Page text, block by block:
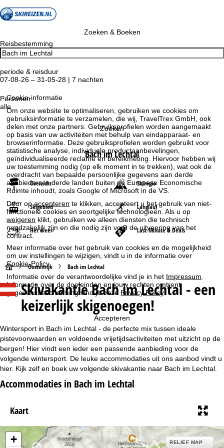
Cookie-informatie
Om onze website te optimaliseren, gebruiken we cookies om
gebruiksinformatie te verzamelen, die wij, TravelTrex GmbH, ook
delen met onze partners. Gebruiksprofielen worden aangemaakt
op basis van uw activiteiten met behulp van eindapparaat- en
browserinformatie. Deze gebruiksprofielen worden gebruikt voor
statistische analyse, individuele productaanbevelingen,
geïndividualiseerde reclame en bereikmeting. Hiervoor hebben wij
uw toestemming nodig (op elk moment in te trekken), wat ook de
overdracht van bepaalde persoonlijke gegevens aan derde
aanbieders in derde landen buiten de Europese Economische
Ruimte inhoudt, zoals Google of Microsoft in de VS.
Door opaccepteren te klikken, accepteert u het gebruik van niet-
functionele cookies en soortgelijke technologieën. Als u op
weigeren klikt, gebruiken we alleen diensten die technisch
noodzakelijk zijn en die nodig zijn voor de uitvoering van het
contract.
Meer informatie over het gebruik van cookies en de mogelijkheid
om uw instellingen te wijzigen, vindt u in de informatie over
Cookie-Policy.
Informatie over de verantwoordelijke vind je in het Impressum
Informatie over de doeleinden en jouw rechten omtrent
gegevensbescherming vind je onze Privacy Policy.
Accepteren
Zoeken & Boeken
Reisbestemming
periode & reisduur
07-08-26 – 31-05-28 | 7 nachten
Personen
alle
Zoeken
Bach im Lechtal
Overzicht Skiregio
Skigebied Langlauf
Het weer Last-Minute & Deals
S
t
r
t
p
a
g
i
Oostenrijk Bach im Lechtal
Skivakantie Bach im Lechtal - een
keizerlijk skigenoegen!
Wintersport in Bach im Lechtal - de perfecte mix tussen ideale
pistevoorwaarden en voldoende vrijetijdsactiviteiten met uitzicht op de
bergen! Hier vindt een ieder een passende aanbieding voor de
volgende wintersport. De leuke accommodaties uit ons aanbod vindt u
hier. Kijk zelf en boek uw volgende skivakantie naar Bach im Lechtal.
Accommodaties in Bach im Lechtal
Kaart
+ RELIEF MAP